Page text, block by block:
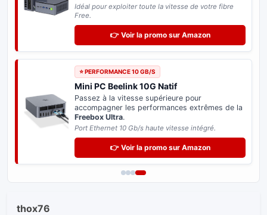
Idéal pour exploiter toute la vitesse de votre fibre
Free.
👉 Voir la promo sur Amazon
⭐ PERFORMANCE 10 GB/S
Mini PC Beelink 10G Natif
Passez à la vitesse supérieure pour
accompagner les performances extrêmes de la
Freebox Ultra.
Port Ethernet 10 Gb/s haute vitesse intégré.
👉 Voir la promo sur Amazon
thox76